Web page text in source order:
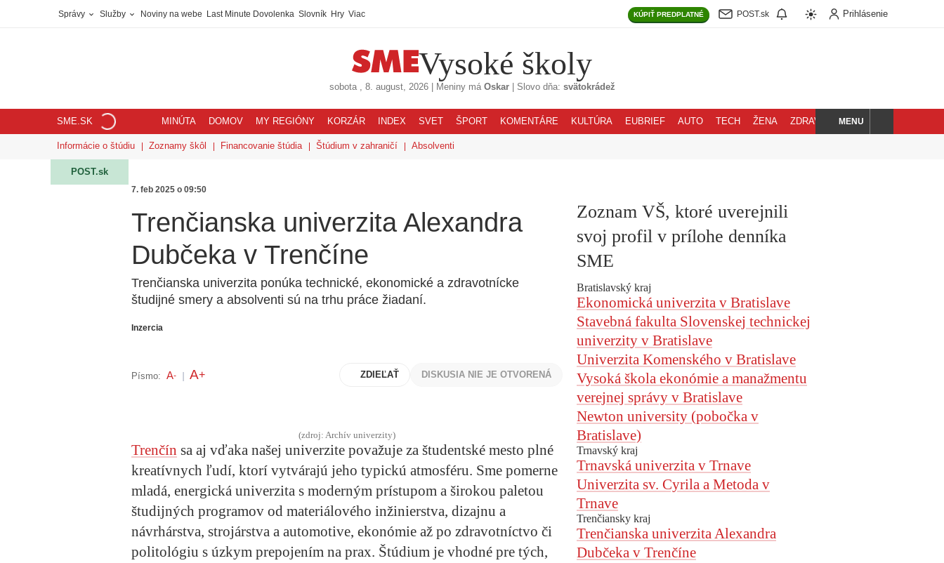
Správy Služby Noviny na webe Last Minute Dovolenka Slovník Hry Viac KÚPIŤ PREDPLATNÉ POST.sk Prihlásenie
Vysoké školy
sobota , 8. august, 2026| Meniny má Oskar| Slovo dňa: svätokrádež
SME.SK MINÚTA DOMOV MY REGIÓNY KORZÁR INDEX SVET ŠPORT KOMENTÁRE KULTÚRA EUBRIEF AUTO TECH ŽENA ZDRAVIE BLOG
HĽADAJMENU
Informácie o štúdiu Zoznamy škôl Financovanie štúdia Štúdium v zahraničí Absolventi
POST.sk
7. feb 2025 o 09:50
Trenčianska univerzita Alexandra
Dubčeka v Trenčíne
Trenčianska univerzita ponúka technické, ekonomické a zdravotnícke
študijné smery a absolventi sú na trhu práce žiadaní.
Inzercia
Písmo: A- | A+ ZDIEĽAŤ DISKUSIA NIE JE OTVORENÁ
(zdroj: Archív univerzity)
Trenčín sa aj vďaka našej univerzite považuje za študentské mesto plné
kreatívnych ľudí, ktorí vytvárajú jeho typickú atmosféru. Sme pomerne
mladá, energická univerzita s moderným prístupom a širokou paletou
študijných programov od materiálového inžinierstva, dizajnu a
návrhárstva, strojárstva a automotive, ekonómie až po zdravotníctvo či
politológiu s úzkym prepojením na prax. Štúdium je vhodné pre tých,
Zoznam VŠ, ktoré uverejnili
svoj profil v prílohe denníka
SME
Bratislavský kraj
Ekonomická univerzita v Bratislave
Stavebná fakulta Slovenskej technickej
univerzity v Bratislave
Univerzita Komenského v Bratislave
Vysoká škola ekonómie a manažmentu
verejnej správy v Bratislave
Newton university (pobočka v
Bratislave)
Trnavský kraj
Trnavská univerzita v Trnave
Univerzita sv. Cyrila a Metoda v
Trnave
Trenčiansky kraj
Trenčianska univerzita Alexandra
Dubčeka v Trenčíne